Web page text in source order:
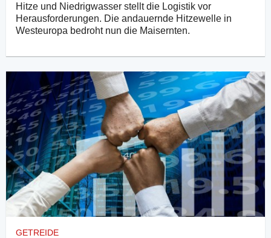
Hitze und Niedrigwasser stellt die Logistik vor
Herausforderungen. Die andauernde Hitzewelle in
Westeuropa bedroht nun die Maisernten.
GETREIDE